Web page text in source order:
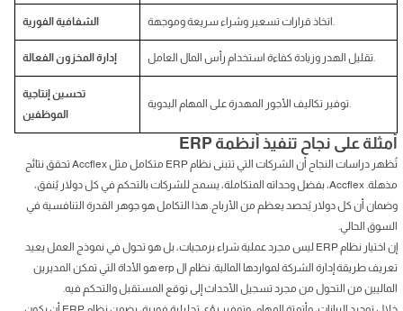
الشفافية الفورية
إدارة المخزون الفعالة
تحسين إنتاجية
الموظفين
أمثلة على نجاح تنفيذ أنظمة ERP
تُظهر دراسات النجاح أن الشركات التي تتبنى نظام ERP متكامل مثل Accflex تحقق نتائج
مذهلة. Accflex، بفضل وحداته المتكاملة، يسمح للشركات بالتحكم في كل دولار يُنفق،
وضمان أن كل دولار يُحصد يعظم من الأرباح. هذا التكامل هو جوهر القدرة التنافسية في
السوق الحالي.
إن اختيار نظام ERP ليس مجرد عملية شراء برمجيات، بل هو تحول في نموذج العمل يعيد
تعريف طريقة إدارة الشركة لمواردها المالية. نظام ال erp هو الأداة التي تمكن المديرين
الماليين من التحول من مجرد تسجيل الأحداث إلى توقع المستقبل والتحكم فيه.